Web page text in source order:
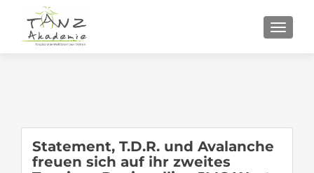
Statement, T.D.R. und Avalanche
freuen sich auf ihr zweites